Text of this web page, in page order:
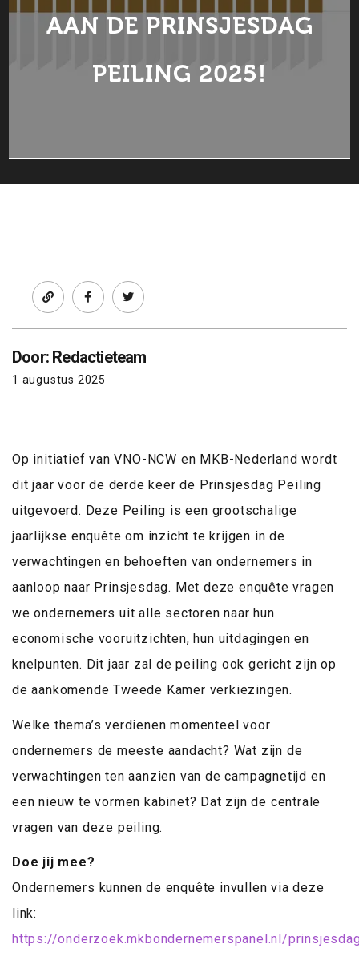
AAN DE PRINSJESDAG
PEILING 2025!
Facebooktwitter
Door: Redactieteam
1 augustus 2025
Op initiatief van VNO-NCW en MKB-Nederland wordt
dit jaar voor de derde keer de Prinsjesdag Peiling
uitgevoerd. Deze Peiling is een grootschalige
jaarlijkse enquête om inzicht te krijgen in de
verwachtingen en behoeften van ondernemers in
aanloop naar Prinsjesdag. Met deze enquête vragen
we ondernemers uit alle sectoren naar hun
economische vooruitzichten, hun uitdagingen en
knelpunten. Dit jaar zal de peiling ook gericht zijn op
de aankomende Tweede Kamer verkiezingen.
Welke thema’s verdienen momenteel voor
ondernemers de meeste aandacht? Wat zijn de
verwachtingen ten aanzien van de campagnetijd en
een nieuw te vormen kabinet? Dat zijn de centrale
vragen van deze peiling.
Doe jij mee?
Ondernemers kunnen de enquête invullen via deze
link:
https://onderzoek.mkbondernemerspanel.nl/